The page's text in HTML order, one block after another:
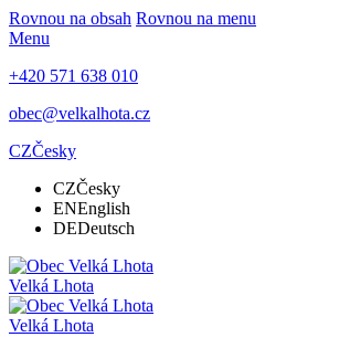
Rovnou na obsah Rovnou na menu
Menu
+420 571 638 010
obec@velkalhota.cz
CZČesky
CZČesky
ENEnglish
DEDeutsch
Velká Lhota
Velká Lhota